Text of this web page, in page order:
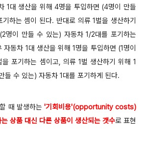
1대 생산을 위해 4명을 투입하면 (4명이 만들
하는 셈이 된다. 반대로 의류 1벌을 생산하기
명이 만들 수 있는) 자동차 1/2대를 포기하는
동차 1대 생산을 위해 1명을 투입하면 (1명이
포기하는 셈이고, 의류 1벌 생산하기 위해 1
들 수 있는) 자동차 1대를 포기하게 된다.
때 발생하는 '기회비용'(opportunity costs)
상품 대신 다른 상품이 생산되는 갯수로 표현